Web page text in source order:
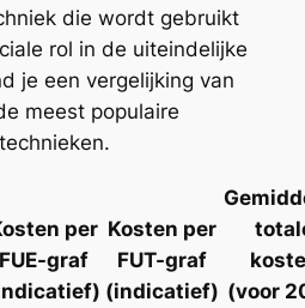
die wordt gebruikt
rol in de uiteindelijke
je een vergelijking van
meest populaire
per
FUE-graf
Kosten per
FUT-graf
(indicatief) (voor